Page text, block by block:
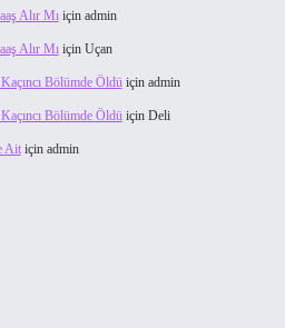
Alır Mıiçin admin
Alır Mıiçin Uçan
Bölümde Öldüiçin admin
Bölümde Öldüiçin Deli
Aitiçin admin